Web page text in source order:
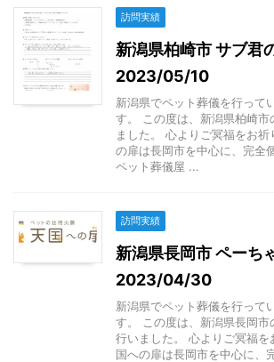
訪問実績
新潟県柏崎市 サブ君
2023/05/10
新潟県でペット葬儀を行って
す。 この度は、新潟県柏崎
ました。 心よりご冥福をお
の扉は長岡市を中心に、完全
ペット葬儀屋 ...
訪問実績
新潟県長岡市 ペーち
2023/04/30
新潟県でペット葬儀を行って
す。 この度は、新潟県長岡市
行いました。 心よりご冥福を
国への扉は長岡市を中心に、